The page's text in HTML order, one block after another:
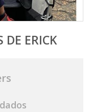
DE ERICK